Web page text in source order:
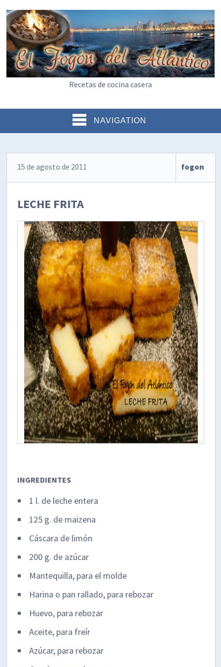
Recetas de cocina casera
NAVIGATION
15 de agosto de 2011 fogon
LECHE FRITA
INGREDIENTES
1 l. de leche entera
125 g. de maizena
Cáscara de limón
200 g. de azúcar
Mantequilla, para el molde
Harina o pan rallado, para rebozar
Huevo, para rebozar
Aceite, para freír
Azúcar, para rebozar